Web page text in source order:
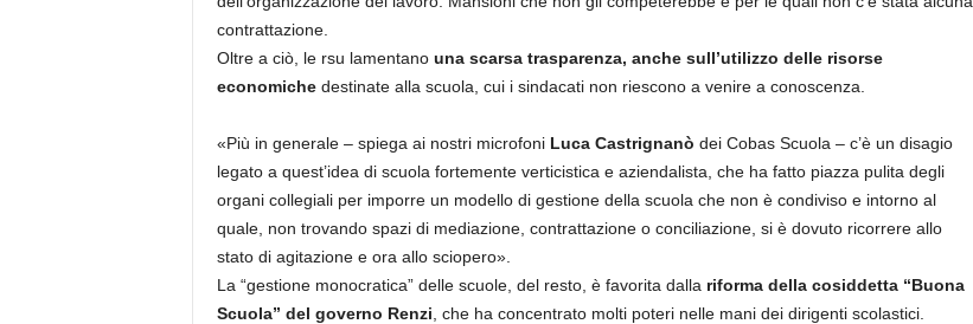
contrattazione.
Oltre a ciò, le rsu lamentano una scarsa trasparenza, anche sull’utilizzo delle risorse
economichedestinate alla scuola, cui i sindacati non riescono a venire a conoscenza.
«Più in generale – spiega ai nostri microfoni Luca Castrignanò dei Cobas Scuola – c’è un disagio
legato a quest’idea di scuola fortemente verticistica e aziendalista, che ha fatto piazza pulita degli
organi collegiali per imporre un modello di gestione della scuola che non è condiviso e intorno al
quale, non trovando spazi di mediazione, contrattazione o conciliazione, si è dovuto ricorrere allo
stato di agitazione e ora allo sciopero».
La “gestione monocratica” delle scuole, del resto, è favorita dalla riforma della cosiddetta “Buona
Scuola” del governo Renzi , che ha concentrato molti poteri nelle mani dei dirigenti scolastici.